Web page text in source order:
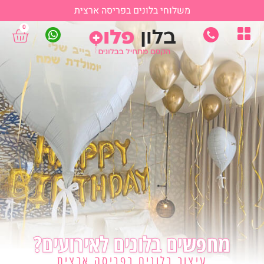
משלוחי בלונים בפריסה ארצית
0
מחפשים בלונים לאירועים?
עיצוב בלונים בפריסה ארצית